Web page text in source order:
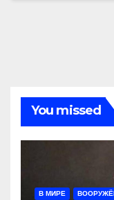
You missed
В МИРЕ